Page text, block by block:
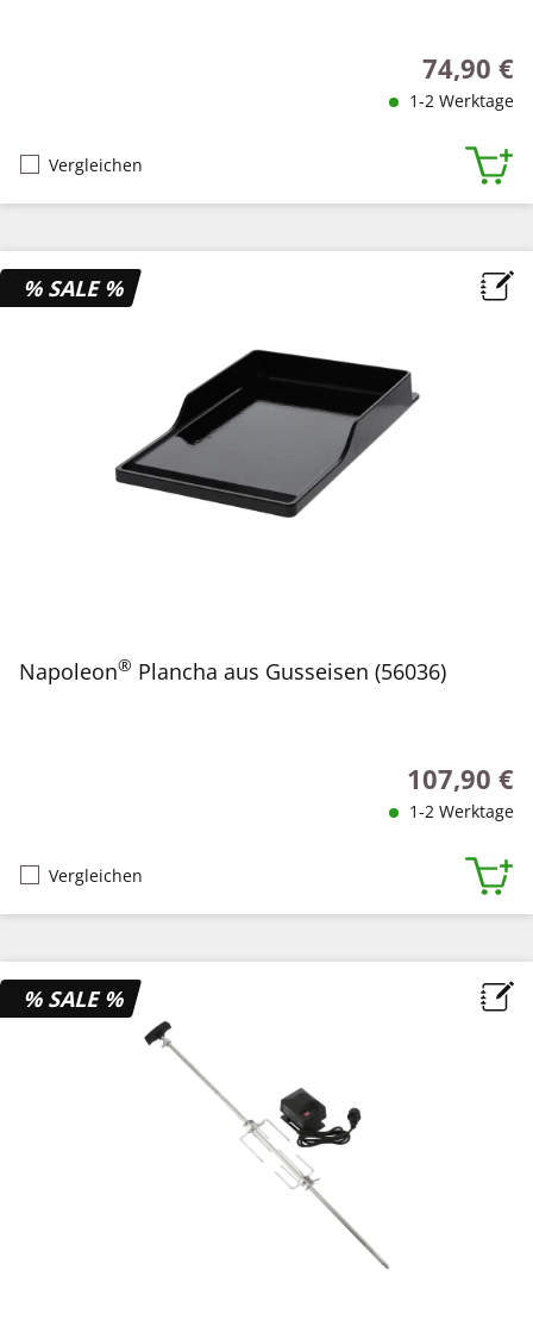
Regulärer
74,90 €
1-2 Werktage
Vergleichen
% SALE %
Napoleon® Plancha aus Gusseisen (56036)
Regulärer
107,90 €
1-2 Werktage
Vergleichen
% SALE %